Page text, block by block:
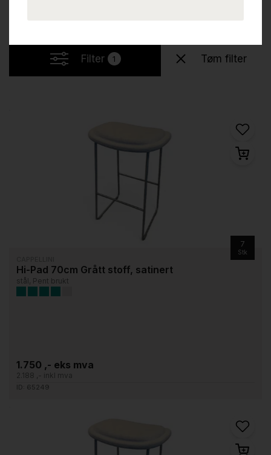
Filter 1 Tøm filter
7
Stk
Hi-Pad 70cm Grått stoff, satinert
stål, Pent brukt
1.750 ,- eks mva
2.188 ,- inkl mva
ID: 65249